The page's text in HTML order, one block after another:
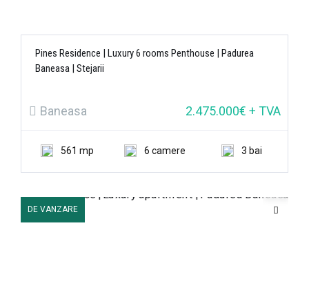
Pines Residence | Luxury 6 rooms Penthouse | Padurea
Baneasa | Stejarii
Baneasa 2.475.000€ + TVA
561 mp 6 camere 3 bai
DE VANZARE